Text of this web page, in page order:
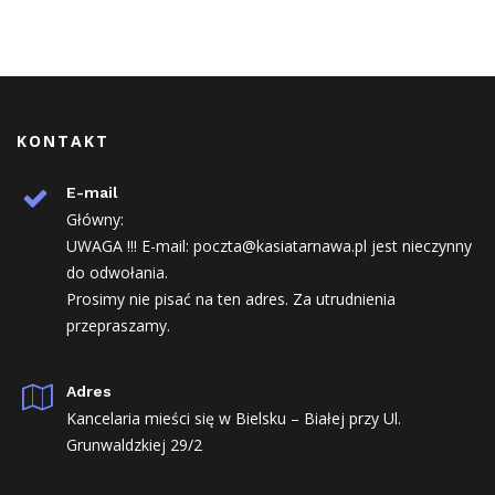
KONTAKT
E-mail
Główny:
UWAGA !!! E-mail: poczta@kasiatarnawa.pl jest nieczynny
do odwołania.
Prosimy nie pisać na ten adres. Za utrudnienia
przepraszamy.
Adres
Kancelaria mieści się w Bielsku – Białej przy Ul.
Grunwaldzkiej 29/2